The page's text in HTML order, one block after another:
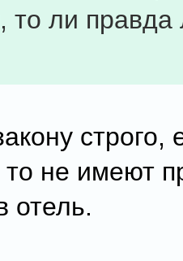
то ли правда
строго,
то не имеют
отель.